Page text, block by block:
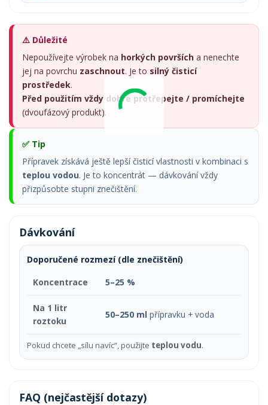
⚠️ Důležité
Nepoužívejte výrobek na horkých površích a nenechte
jej na povrchu zaschnout. Je to silný čisticí
prostředek.
Před použitím vždy dobře protřepejte / promíchejte
(dvoufázový produkt).
✅ Tip
Přípravek získává ještě lepší čisticí vlastnosti v kombinaci s
teplou vodou. Je to koncentrát — dávkování vždy
přizpůsobte stupni znečištění.
Dávkování
Doporučené rozmezí (dle znečištění)
Koncentrace
5–25 %
Na 1 litr
roztoku
50–250 ml přípravku + voda
Pokud chcete „sílu navíc“, použijte teplou vodu.
FAQ (nejčastější dotazy)